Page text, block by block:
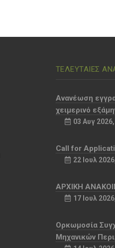
ΤΕΛΕΥΤΑΙΕΣ
Aνανέωση
χειμερινό
03 Αυγ
Call for
22 Ιουλ
ΑΡΧΙΚΗ
17 Ιουλ
Ορκωμοσία
Μηχανικών